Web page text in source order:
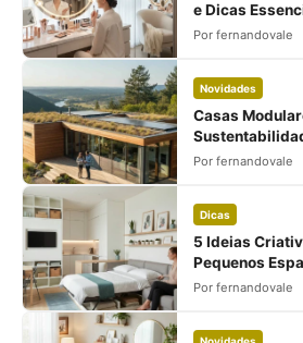
e Dicas
Por fernandovale
Novidades
Casas
Por fernandovale
Dicas
5 Ideias
Pequenos
Por fernandovale